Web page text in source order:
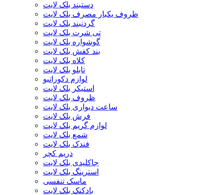
دستبند بلک لایت
ظروف یکبار مصرف بلک لایت
گردنبند بلک لایت
تی شرت بلک لایت
گوشواره بلک لایت
بند کفش بلک لایت
کلاه بلک لایت
تابلو بلک لایت
لوازم دکوراتیو
استیکر بلک لایت
ظروف بلک لایت
ساعت دیواری بلک لایت
فرش بلک لایت
لوازم گریم بلک لایت
شمع بلک لایت
فندک بلک لایت
دریم کچر
جاکلیدی بلک لایت
استرینگ بلک لایت
ماسک تنفسی
بادکنک بلک لایت